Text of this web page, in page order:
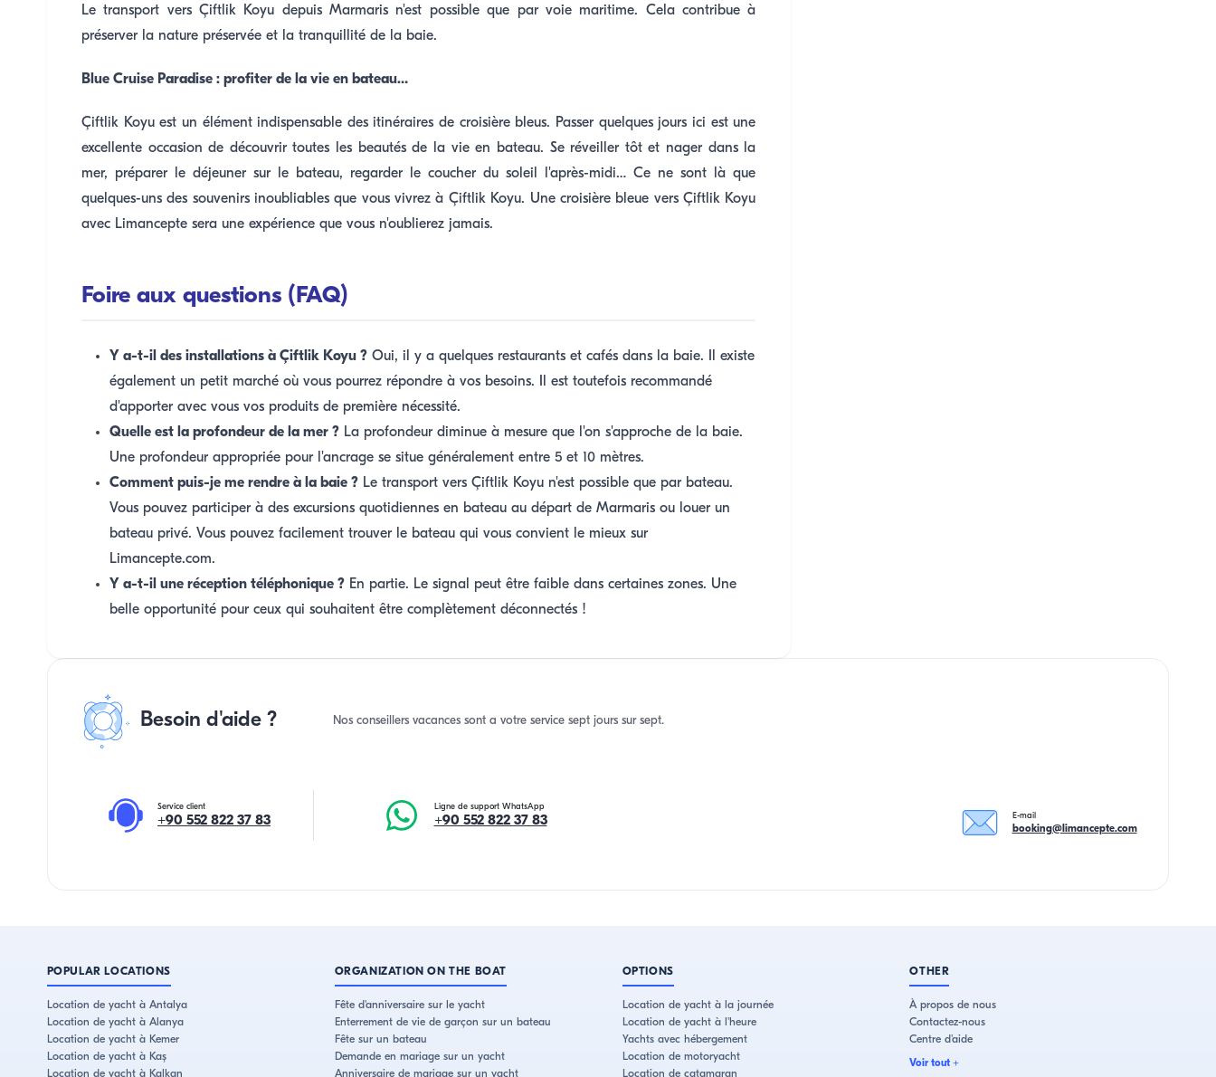
Le transport vers Çiftlik Koyu depuis Marmaris n'est possible que par voie maritime. Cela contribue à
préserver la nature préservée et la tranquillité de la baie.
Blue Cruise Paradise : profiter de la vie en bateau…
Çiftlik Koyu est un élément indispensable des itinéraires de croisière bleus. Passer quelques jours ici est une
excellente occasion de découvrir toutes les beautés de la vie en bateau. Se réveiller tôt et nager dans la
mer, préparer le déjeuner sur le bateau, regarder le coucher du soleil l'après-midi… Ce ne sont là que
quelques-uns des souvenirs inoubliables que vous vivrez à Çiftlik Koyu. Une croisière bleue vers Çiftlik Koyu
avec Limancepte sera une expérience que vous n'oublierez jamais.
Foire aux questions (FAQ)
Y a-t-il des installations à Çiftlik Koyu ?Oui, il y a quelques restaurants et cafés dans la baie. Il existe
également un petit marché où vous pourrez répondre à vos besoins. Il est toutefois recommandé
d'apporter avec vous vos produits de première nécessité.
Quelle est la profondeur de la mer ?La profondeur diminue à mesure que l'on s'approche de la baie.
Une profondeur appropriée pour l'ancrage se situe généralement entre 5 et 10 mètres.
Comment puis-je me rendre à la baie ?Le transport vers Çiftlik Koyu n'est possible que par bateau.
Vous pouvez participer à des excursions quotidiennes en bateau au départ de Marmaris ou louer un
bateau privé. Vous pouvez facilement trouver le bateau qui vous convient le mieux sur
Limancepte.com.
Y a-t-il une réception téléphonique ?En partie. Le signal peut être faible dans certaines zones. Une
belle opportunité pour ceux qui souhaitent être complètement déconnectés !
Besoin d'aide ? Nos conseillers vacances sont a votre service sept jours sur sept.
Service client
+90 552 822 37 83
Ligne de support WhatsApp
+90 552 822 37 83 E-mail
booking@limancepte.com
POPULAR LOCATIONS
Location de yacht à Antalya
Location de yacht à Alanya
Location de yacht à Kemer
Location de yacht à Kaş
Location de yacht à Kalkan
ORGANIZATION ON THE BOAT
Fête d'anniversaire sur le yacht
Enterrement de vie de garçon sur un bateau
Fête sur un bateau
Demande en mariage sur un yacht
Anniversaire de mariage sur un yacht
OPTIONS
Location de yacht à la journée
Location de yacht à l'heure
Yachts avec hébergement
Location de motoryacht
Location de catamaran
OTHER
À propos de nous
Contactez-nous
Centre d'aide
Voir tout +